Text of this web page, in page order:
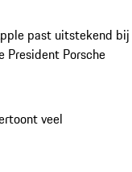
past uitstekend bij
President Porsche
veel